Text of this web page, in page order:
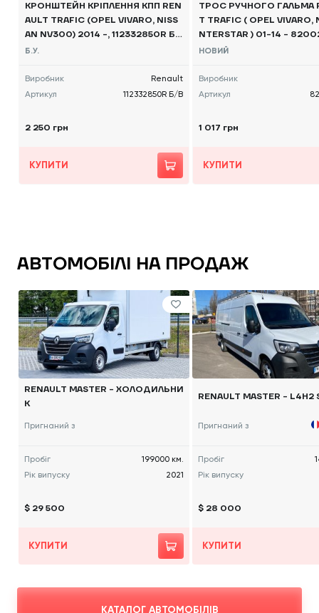
КРОНШТЕЙН КРІПЛЕННЯ КПП REN
AULT TRAFIC (OPEL VIVARO, NISS
AN NV300) 2014 -, 112332850R Б/
В
Б.У.
Виробник
Renault
Артикул
112332850R Б/В
2 250 грн
КУПИТИ
ТРОС РУЧНОГО ГАЛЬМА
T TRAFIC ( OPEL VIVARO,
NTERSTAR ) 01-14 -
OE R
НОВИЙ
Виробник
Артикул
1 017 грн
КУПИТИ
АВТОМОБІЛІ НА ПРОДАЖ
RENAULT MASTER - ХОЛОДИЛЬНИ
К
Пригнаний з
Пробіг
199000 км.
Рік випуску
2021
$ 29 500
КУПИТИ
RENAULT MASTER - L4H2
Пригнаний з
Пробіг
Рік випуску
$ 28 000
КУПИТИ
КАТАЛОГ АВТОМОБІЛІВ